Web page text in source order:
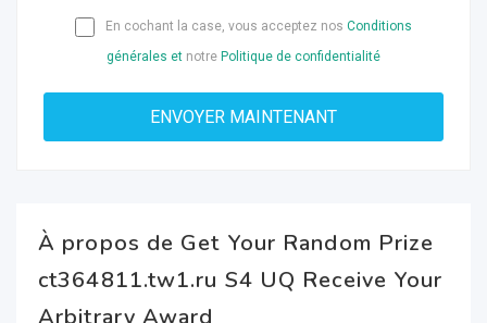
En cochant la case, vous acceptez nos Conditions
générales et notre Politique de confidentialité
À propos de Get Your Random Prize
ct364811.tw1.ru S4 UQ Receive Your
Arbitrary Award